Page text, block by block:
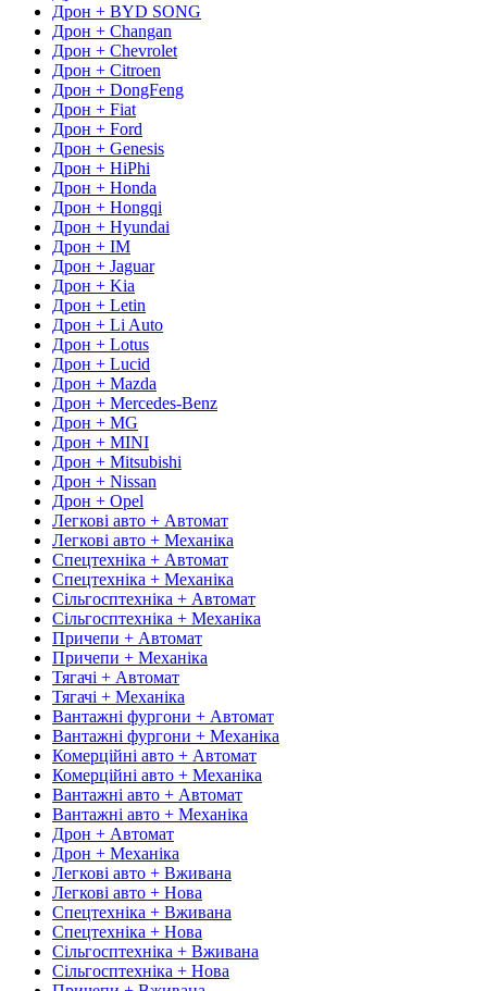
Дрон + BYD SONG
Дрон + Changan
Дрон + Chevrolet
Дрон + Citroen
Дрон + DongFeng
Дрон + Fiat
Дрон + Ford
Дрон + Genesis
Дрон + HiPhi
Дрон + Honda
Дрон + Hongqi
Дрон + Hyundai
Дрон + IM
Дрон + Jaguar
Дрон + Kia
Дрон + Letin
Дрон + Li Auto
Дрон + Lotus
Дрон + Lucid
Дрон + Mazda
Дрон + Mercedes-Benz
Дрон + MG
Дрон + MINI
Дрон + Mitsubishi
Дрон + Nissan
Дрон + Opel
Легкові авто + Автомат
Легкові авто + Механіка
Спецтехніка + Автомат
Спецтехніка + Механіка
Сільгосптехніка + Автомат
Сільгосптехніка + Механіка
Причепи + Автомат
Причепи + Механіка
Тягачі + Автомат
Тягачі + Механіка
Вантажні фургони + Автомат
Вантажні фургони + Механіка
Комерційні авто + Автомат
Комерційні авто + Механіка
Вантажні авто + Автомат
Вантажні авто + Механіка
Дрон + Автомат
Дрон + Механіка
Легкові авто + Вживана
Легкові авто + Нова
Спецтехніка + Вживана
Спецтехніка + Нова
Сільгосптехніка + Вживана
Сільгосптехніка + Нова